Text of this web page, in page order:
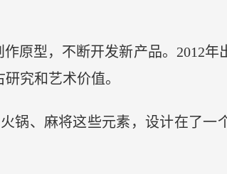
原型，不断开发新产品。2012年
究和艺术价值。
锅、麻将这些元素，设计在了一